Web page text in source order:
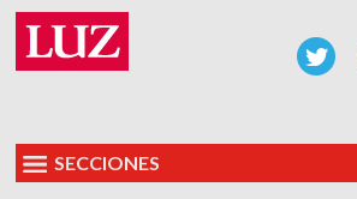
SECCIONES